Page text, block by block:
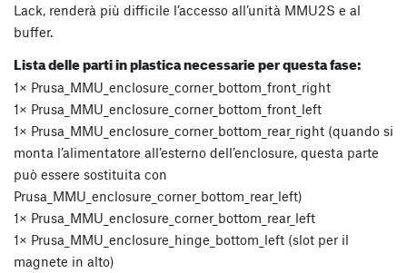
Lack, renderà più difficile l’accesso all’unità MMU2S e al
buffer.
Lista delle parti in plastica necessarie per questa fase:
1× Prusa_MMU_enclosure_corner_bottom_front_right
1× Prusa_MMU_enclosure_corner_bottom_front_left
1× Prusa_MMU_enclosure_corner_bottom_rear_right (quando si
monta l’alimentatore all’esterno dell’enclosure, questa parte
può essere sostituita con
Prusa_MMU_enclosure_corner_bottom_rear_left)
1× Prusa_MMU_enclosure_corner_bottom_rear_left
1× Prusa_MMU_enclosure_hinge_bottom_left (slot per il
magnete in alto)